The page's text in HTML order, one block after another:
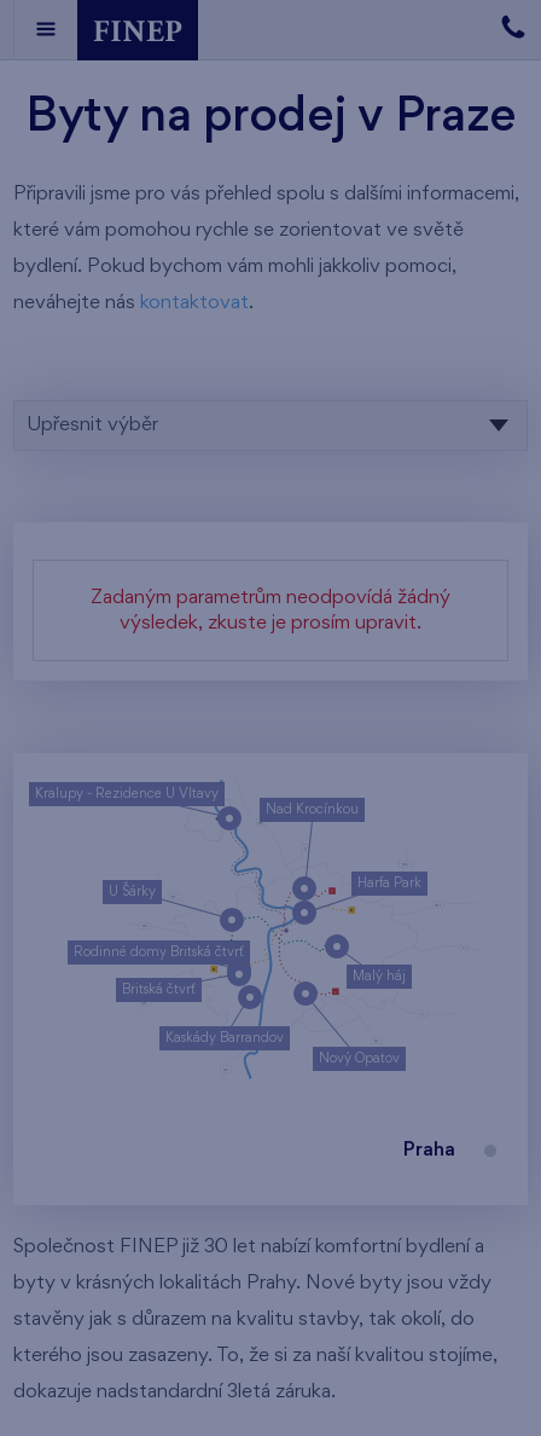
Byty na prodej v Praze
Připravili jsme pro vás přehled spolu s dalšími informacemi,
které vám pomohou rychle se zorientovat ve světě
bydlení. Pokud bychom vám mohli jakkoliv pomoci,
neváhejte nás kontaktovat.
Upřesnit výběr
Zadaným parametrům neodpovídá žádný
výsledek, zkuste je prosím upravit.
Nový Opatov
Malý háj
U Šárky
Kaskády Barrandov
Harfa Park
Nad Krocínkou
Rodinné domy Britská čtvrť
Britská čtvrť
Kralupy - Rezidence U Vltavy
Praha
Společnost FINEP již 30 let nabízí komfortní bydlení a
byty v krásných lokalitách Prahy. Nové byty jsou vždy
stavěny jak s důrazem na kvalitu stavby, tak okolí, do
kterého jsou zasazeny. To, že si za naší kvalitou stojíme,
dokazuje nadstandardní 3letá záruka.